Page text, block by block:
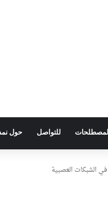
المصطلحات للتواصل حول
في الشبكات العصبية